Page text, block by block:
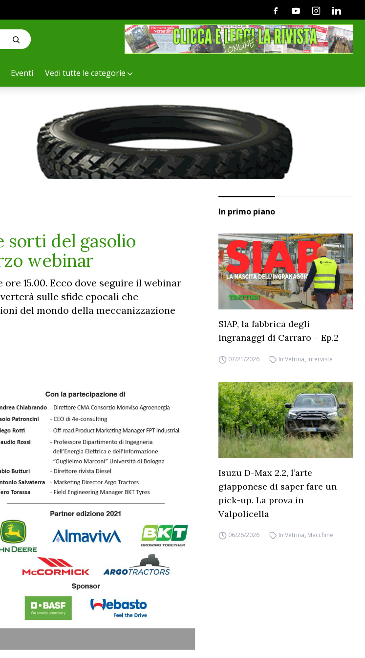
Eventi Vedi tutte le categorie
FacebookYoutubeInstagramLinkedin
sorti del gasolio
webinar
15.00. Ecco dove seguire il webinar
sulle sfide epocali che
del mondo della meccanizzazione
In primo piano
SIAP, la fabbrica degli
ingranaggi di Carraro – Ep.2
07/21/2026 In Vetrina, Interviste
Isuzu D-Max 2.2, l’arte
giapponese di saper fare un
pick-up. La prova in
Valpolicella
06/26/2026 In Vetrina, Macchine